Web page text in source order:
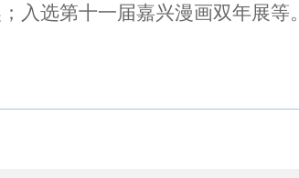
入选第十一届嘉兴漫画双年展等。